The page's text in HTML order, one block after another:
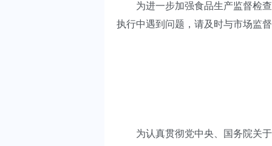
为进一步加强食品生产监督检查
执行中遇到问题，请及时与市场监
为认真贯彻党中央、国务院关于